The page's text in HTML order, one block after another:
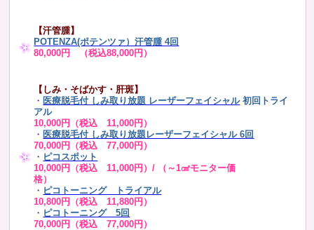
【汗管腫】
POTENZA(ポテンツァ）汗管腫 4回
80,000円 （税込88,000円）
【しみ・そばかす・肝斑】
・ 医療脱毛付 しみ取り放題 レーザーフェイシャル 初回トライ
アル
10,000円（税込 11,000円）
・ 医療脱毛付 しみ取り放題レーザーフェイシャル 6回
70,000円（税込 77,000円）
・ ピコスポット
10,000円（税込 11,000円）/ （～1㎠モニター価
格）
・ ピコトーニング トライアル
10,800円（税込 11,880円）
・ ピコトーニング 5回
70,000円（税込 77,000円）